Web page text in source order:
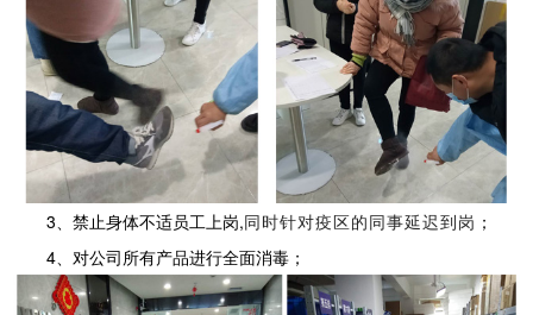
3、禁止身体不适员工上岗,同时针对疫区的同事延迟到岗 ；
4、对公司所有产品进行全面消毒；